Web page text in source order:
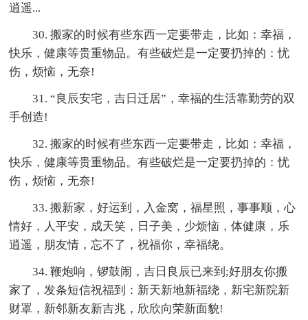
逍遥...
30. 搬家的时候有些东西一定要带走，比如：幸福，
快乐，健康等贵重物品。有些破烂是一定要扔掉的：忧
伤，烦恼，无奈!
31. “良辰安宅，吉日迁居”，幸福的生活靠勤劳的双
手创造!
32. 搬家的时候有些东西一定要带走，比如：幸福，
快乐，健康等贵重物品。有些破烂是一定要扔掉的：忧
伤，烦恼，无奈!
33. 搬新家，好运到，入金窝，福星照，事事顺，心
情好，人平安，成天笑，日子美，少烦恼，体健康，乐
逍遥，朋友情，忘不了，祝福你，幸福绕。
34. 鞭炮响，锣鼓闹，吉日良辰已来到;好朋友你搬
家了，发条短信祝福到：新天新地新福绕，新宅新院新
财罩，新邻新友新吉兆，欣欣向荣新面貌!